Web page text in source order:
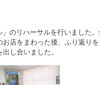
のリハーサルを行いました。
店をまわった後、ふり返りを
し合いました。